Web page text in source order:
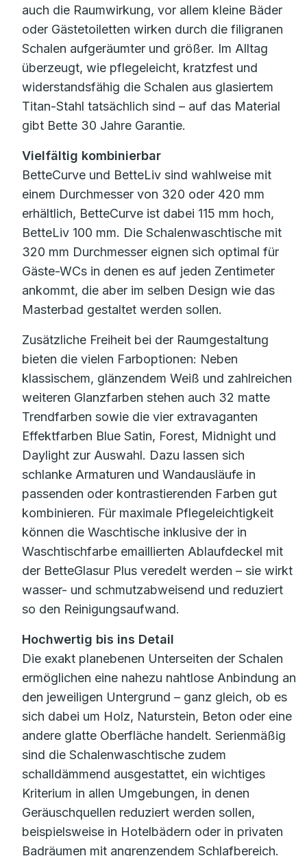
auch die Raumwirkung, vor allem kleine Bäder
oder Gästetoiletten wirken durch die filigranen
Schalen aufgeräumter und größer. Im Alltag
überzeugt, wie pflegeleicht, kratzfest und
widerstandsfähig die Schalen aus glasiertem
Titan-Stahl tatsächlich sind – auf das Material
gibt Bette 30 Jahre Garantie.
Vielfältig kombinierbar
BetteCurve und BetteLiv sind wahlweise mit
einem Durchmesser von 320 oder 420 mm
erhältlich, BetteCurve ist dabei 115 mm hoch,
BetteLiv 100 mm. Die Schalenwaschtische mit
320 mm Durchmesser eignen sich optimal für
Gäste-WCs in denen es auf jeden Zentimeter
ankommt, die aber im selben Design wie das
Masterbad gestaltet werden sollen.
Zusätzliche Freiheit bei der Raumgestaltung
bieten die vielen Farboptionen: Neben
klassischem, glänzendem Weiß und zahlreichen
weiteren Glanzfarben stehen auch 32 matte
Trendfarben sowie die vier extravaganten
Effektfarben Blue Satin, Forest, Midnight und
Daylight zur Auswahl. Dazu lassen sich
schlanke Armaturen und Wandausläufe in
passenden oder kontrastierenden Farben gut
kombinieren. Für maximale Pflegeleichtigkeit
können die Waschtische inklusive der in
Waschtischfarbe emaillierten Ablaufdeckel mit
der BetteGlasur Plus veredelt werden – sie wirkt
wasser- und schmutzabweisend und reduziert
so den Reinigungsaufwand.
Hochwertig bis ins Detail
Die exakt planebenen Unterseiten der Schalen
ermöglichen eine nahezu nahtlose Anbindung an
den jeweiligen Untergrund – ganz gleich, ob es
sich dabei um Holz, Naturstein, Beton oder eine
andere glatte Oberfläche handelt. Serienmäßig
sind die Schalenwaschtische zudem
schalldämmend ausgestattet, ein wichtiges
Kriterium in allen Umgebungen, in denen
Geräuschquellen reduziert werden sollen,
beispielsweise in Hotelbädern oder in privaten
Badräumen mit angrenzendem Schlafbereich.